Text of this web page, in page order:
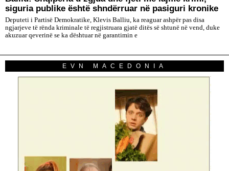
siguria publike është shndërruar në pasiguri kronike
Deputeti i Partisë Demokratike, Klevis Balliu, ka reaguar ashpër pas disa
ngjarjeve të rënda kriminale të regjistruara gjatë ditës së shtunë në vend, duke
akuzuar qeverinë se ka dështuar në garantimin e
EVN MACEDONIA